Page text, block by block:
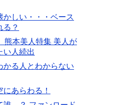
かしい・・・ベース
る？
熊本美人特集 美人が
い人続出
かる人とわからない
あらわる！